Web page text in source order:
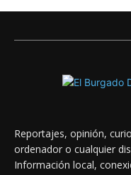
Reportajes, opinión,
ordenador o cualquier
Información local,